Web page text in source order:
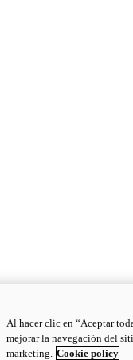
Al hacer clic en “Aceptar
mejorar la navegación del
marketing. Cookie policy